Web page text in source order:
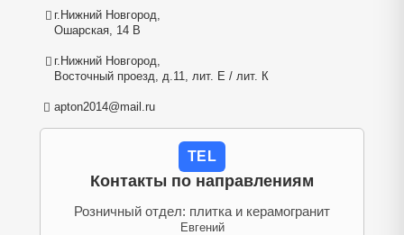
г.Нижний Новгород,
Ошарская, 14 В
г.Нижний Новгород,
Восточный проезд, д.11, лит. Е / лит. К
apton2014@mail.ru
TEL
Контакты по направлениям
Розничный отдел: плитка и керамогранит
Евгений